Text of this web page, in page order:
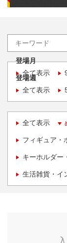
登場月
全て表示
登場週
全て表示
全て表示
フィギュア・
キーホルダー
生活雑貨・イ